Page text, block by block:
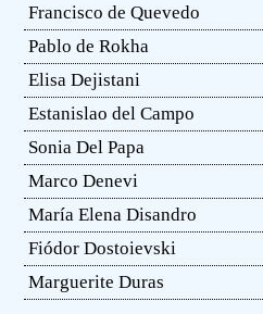
Francisco de Quevedo
Pablo de Rokha
Elisa Dejistani
Estanislao del Campo
Sonia Del Papa
Marco Denevi
María Elena Disandro
Fiódor Dostoievski
Marguerite Duras